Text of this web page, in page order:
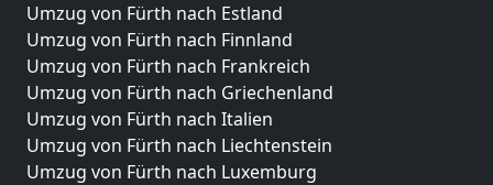
Umzug von Fürth nach Estland
Umzug von Fürth nach Finnland
Umzug von Fürth nach Frankreich
Umzug von Fürth nach Griechenland
Umzug von Fürth nach Italien
Umzug von Fürth nach Liechtenstein
Umzug von Fürth nach Luxemburg